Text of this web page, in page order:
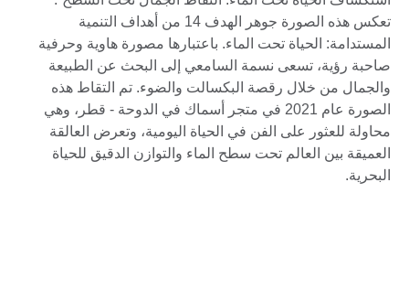
تعكس هذه الصورة جوهر الهدف 14 من أهداف التنمية
المستدامة: الحياة تحت الماء. باعتبارها مصورة هاوية وحرفية
صاحبة رؤية، تسعى نسمة السامعي إلى البحث عن الطبيعة
والجمال من خلال رقصة البكسالت والضوء. تم التقاط هذه
الصورة عام 2021 في متجر أسماك في الدوحة - قطر، وهي
محاولة للعثور على الفن في الحياة اليومية، وتعرض العالقة
العميقة بين العالم تحت سطح الماء والتوازن الدقيق للحياة
البحرية.